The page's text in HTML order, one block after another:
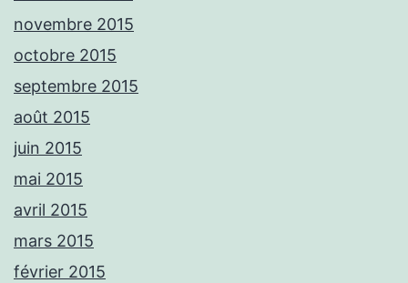
novembre 2015
octobre 2015
septembre 2015
août 2015
juin 2015
mai 2015
avril 2015
mars 2015
février 2015